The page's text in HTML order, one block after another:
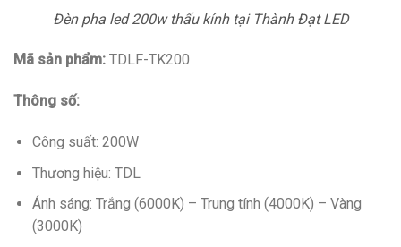
Đèn pha led 200w thấu kính tại Thành Đạt LED
Mã sản phẩm: TDLF-TK200
Thông số:
Công suất: 200W
Thương hiệu: TDL
Ánh sáng: Trắng (6000K) – Trung tính (4000K) – Vàng
(3000K)